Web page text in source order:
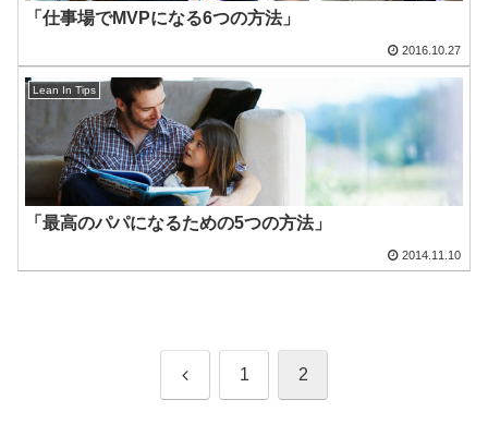
「仕事場でMVPになる6つの方法」
2016.10.27
Lean In Tips
「最高のパパになるための5つの方法」
2014.11.10
前 1 2